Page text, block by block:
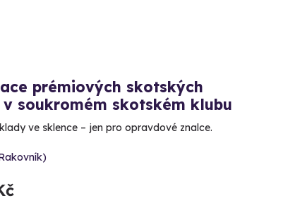
prémiových skotských
soukromém skotském klubu
ve sklence – jen pro opravdové znalce.